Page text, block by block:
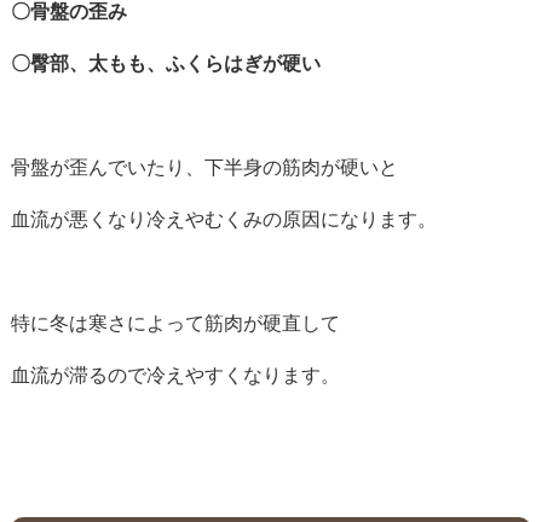
〇骨盤の歪み
〇臀部、太もも、ふくらはぎが硬い
骨盤が歪んでいたり、下半身の筋肉が硬いと
血流が悪くなり冷えやむくみの原因になります。
特に冬は寒さによって筋肉が硬直して
血流が滞るので冷えやすくなります。